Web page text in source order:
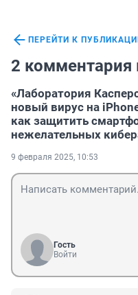
ПЕРЕЙТИ К
2 комментария
«Лаборатория
новый вирус на
как защитить
нежелательных
9 февраля 2025, 10:53
Гость
Войти